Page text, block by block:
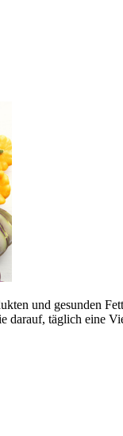
und gesunden
täglich eine